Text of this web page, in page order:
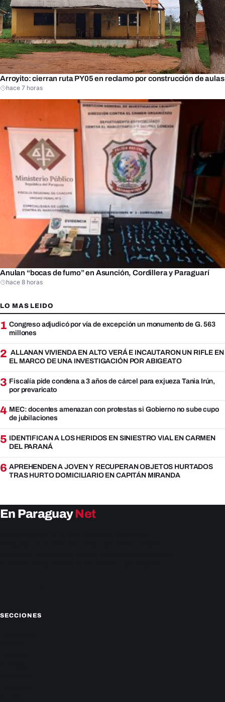
Arroyito: cierran ruta PY05 en reclamo por construcción de aulas
hace 7 horas
Anulan “bocas de fumo” en Asunción, Cordillera y Paraguarí
hace 8 horas
LO MAS LEIDO
1 Congreso adjudicó por vía de excepción un monumento de G. 563
millones
2 ALLANAN VIVIENDA EN ALTO VERÁ E INCAUTARON UN RIFLE EN
EL MARCO DE UNA INVESTIGACIÓN POR ABIGEATO
3 Fiscalía pide condena a 3 años de cárcel para exjueza Tania Irún,
por prevaricato
4 MEC: docentes amenazan con protestas si Gobierno no sube cupo
de jubilaciones
5 IDENTIFICAN A LOS HERIDOS EN SINIESTRO VIAL EN CARMEN
DEL PARANÁ
6 APREHENDEN A JOVEN Y RECUPERAN OBJETOS HURTADOS
TRAS HURTO DOMICILIARIO EN CAPITÁN MIRANDA
En ParaguayNet
SECCIONES